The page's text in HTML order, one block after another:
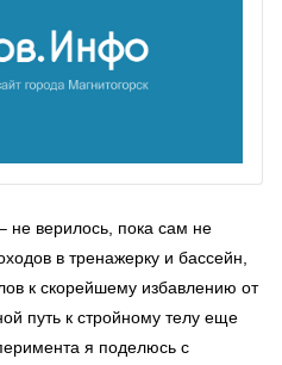
не верилось, пока сам не
в тренажерку и бассейн,
к скорейшему избавлению от
путь к стройному телу еще
я поделюсь с